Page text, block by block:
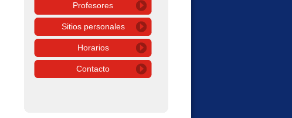
Profesores
Sitios personales
Horarios
Contacto